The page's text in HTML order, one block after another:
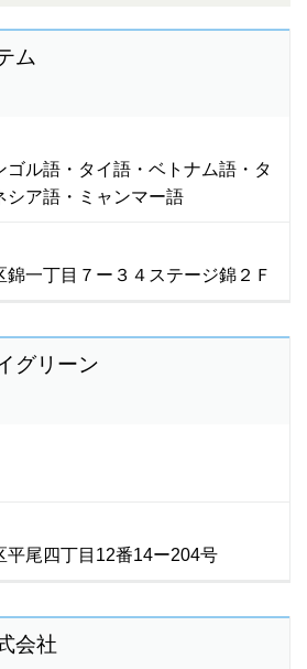
ム
ゴル語・タイ語・ベトナム語・タ
シア語・ミャンマー語
一丁目７ー３４ステージ錦２Ｆ
グリーン
平尾四丁目12番14ー204号
会社